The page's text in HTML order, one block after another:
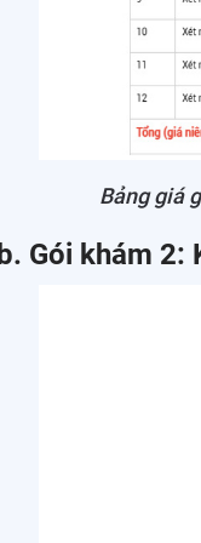
Bảng giá
b. Gói khám 2: